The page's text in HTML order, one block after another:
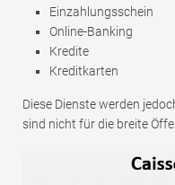
Einzahlungsschein
Online-Banking
Kredite
Kreditkarten
Diese Dienste werden
sind nicht für die breite